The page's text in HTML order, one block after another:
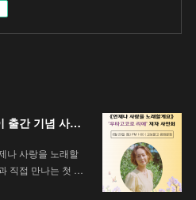
🎶 [우타고코로 리에 첫 에세이 출간 기념 사인회 안내 / 歌心りえ 初エッセイ出版記念サイン会のお知らせ]
나 사랑을 노래할
직접 만나는 첫 …